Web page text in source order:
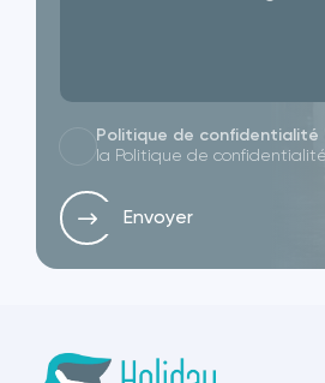
Politique de confidentialité
la Politique de
Envoyer